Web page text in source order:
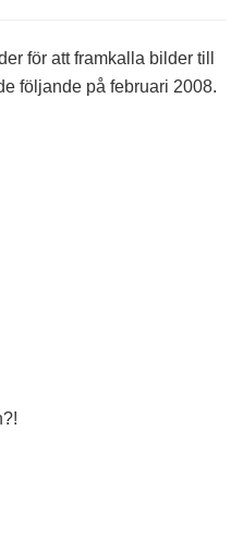
det
för att framkalla bilder till
följande på februari 2008.